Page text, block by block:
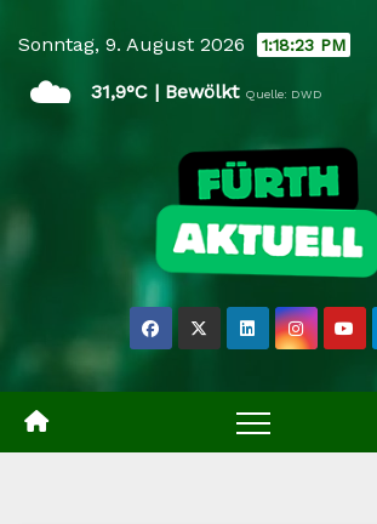
content
Sonntag, 9. August 2026 1:18:24 PM
☁️ 31,9°C | Bewölkt Quelle: DWD